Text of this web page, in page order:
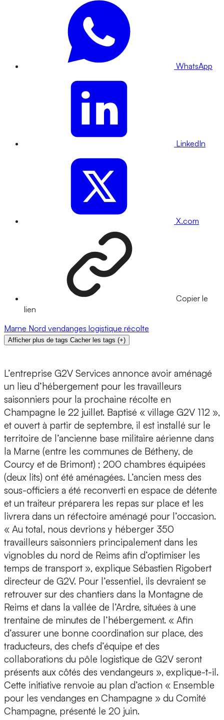
WhatsApp
LinkedIn
X.com
Copier le
lien
Marne Nord vendanges logistique récolte
Afficher plus de tags Cacher les tags (+)
L’entreprise G2V Services annonce avoir aménagé
un lieu d’hébergement pour les travailleurs
saisonniers pour la prochaine récolte en
Champagne le 22 juillet. Baptisé « village G2V 112 »,
et ouvert à partir de septembre, il est installé sur le
territoire de l’ancienne base militaire aérienne dans
la Marne (entre les communes de Bétheny, de
Courcy et de Brimont) ; 200 chambres équipées
(deux lits) ont été aménagées. L’ancien mess des
sous-officiers a été reconverti en espace de détente
et un traiteur préparera les repas sur place et les
livrera dans un réfectoire aménagé pour l’occasion.
« Au total, nous devrions y héberger 350
travailleurs saisonniers principalement dans les
vignobles du nord de Reims afin d’optimiser les
temps de transport », explique Sébastien Rigobert
directeur de G2V. Pour l’essentiel, ils devraient se
retrouver sur des chantiers dans la Montagne de
Reims et dans la vallée de l’Ardre, situées à une
trentaine de minutes de l’hébergement. « Afin
d’assurer une bonne coordination sur place, des
traducteurs, des chefs d’équipe et des
collaborations du pôle logistique de G2V seront
présents aux côtés des vendangeurs », explique-t-il.
Cette initiative renvoie au plan d’action « Ensemble
pour les vendanges en Champagne » du Comité
Champagne, présenté le 20 juin.